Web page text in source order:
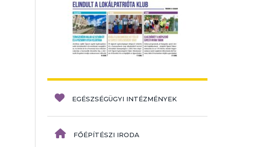
EGÉSZSÉGÜGYI INTÉZMÉNYEK
FŐÉPÍTÉSZI IRODA